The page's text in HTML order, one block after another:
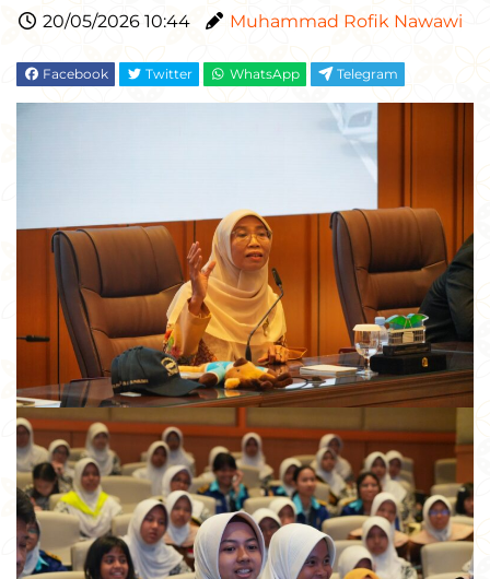
20/05/2026 10:44 Muhammad Rofik Nawawi
Facebook Twitter WhatsApp Telegram